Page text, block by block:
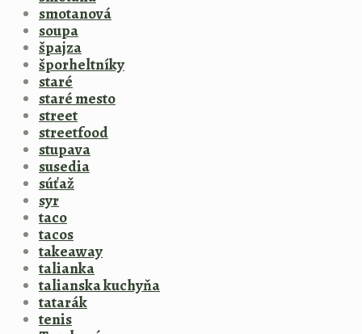
smotanová
soupa
špajza
šporheltníky
staré
staré mesto
street
streetfood
stupava
susedia
súťaž
syr
taco
tacos
takeaway
talianka
talianska kuchyňa
tatarák
tenis